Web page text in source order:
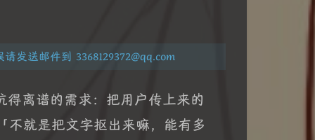
发送邮件到 3368129372@qq.com
离谱的需求：把用户传上来的
不就是把文字抠出来嘛，能有多